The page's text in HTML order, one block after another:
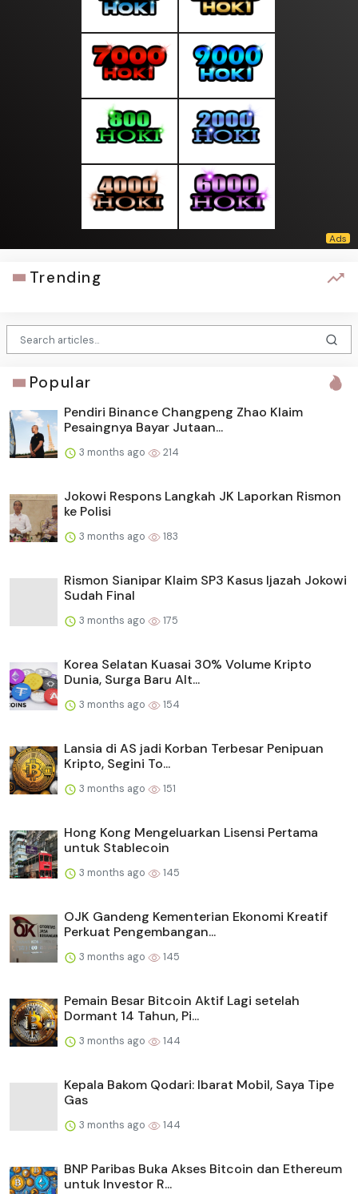
Trending
Popular
Pendiri Binance Changpeng Zhao Klaim
Pesaingnya Bayar Jutaan...
3 months ago 214
Jokowi Respons Langkah JK Laporkan Rismon
ke Polisi
3 months ago 183
Rismon Sianipar Klaim SP3 Kasus Ijazah Jokowi
Sudah Final
3 months ago 175
Korea Selatan Kuasai 30% Volume Kripto
Dunia, Surga Baru Alt...
3 months ago 154
Lansia di AS jadi Korban Terbesar Penipuan
Kripto, Segini To...
3 months ago 151
Hong Kong Mengeluarkan Lisensi Pertama
untuk Stablecoin
3 months ago 145
OJK Gandeng Kementerian Ekonomi Kreatif
Perkuat Pengembangan...
3 months ago 145
Pemain Besar Bitcoin Aktif Lagi setelah
Dormant 14 Tahun, Pi...
3 months ago 144
Kepala Bakom Qodari: Ibarat Mobil, Saya Tipe
Gas
3 months ago 144
BNP Paribas Buka Akses Bitcoin dan Ethereum
untuk Investor R...